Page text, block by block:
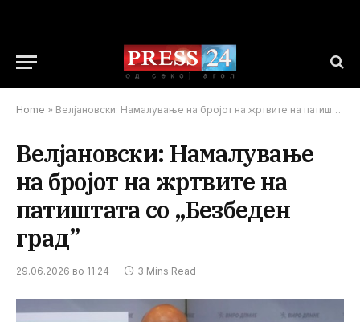
Home » Велјановски: Намалување на бројот на жртвите на патиштата со „Безбеден град”
Велјановски: Намалување
на бројот на жртвите на
патиштата со „Безбеден
град”
29.06.2026 во 11:24 3 Mins Read